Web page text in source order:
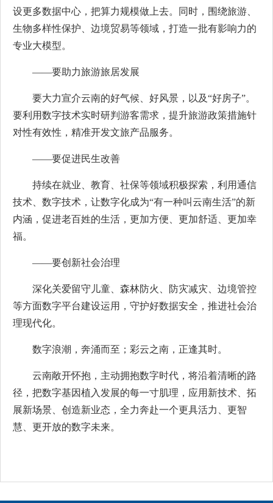
设更多数据中心，把算力规模做上去。同时，围绕旅游、
生物多样性保护、边境贸易等领域，打造一批有影响力的
专业大模型。
——要助力旅游旅居发展
要大力宣介云南的好气候、好风景，以及“好房子”。
要利用数字技术实时研判游客需求，提升旅游政策措施针
对性有效性，精准开发文旅产品服务。
——要促进民生改善
持续在就业、教育、社保等领域积极探索，利用通信
技术、数字技术，让数字化成为“有一种叫云南生活”的新
内涵，促进老百姓的生活，更加方便、更加舒适、更加幸
福。
——要创新社会治理
深化关爱留守儿童、森林防火、防灾减灾、边境管控
等方面数字平台建设运用，守护好数据安全，推进社会治
理现代化。
数字浪潮，奔涌而至；彩云之南，正逢其时。
云南敞开怀抱，主动拥抱数字时代，将沿着清晰的路
径，把数字基因植入发展的每一寸肌理，应用新技术、拓
展新场景、创造新业态，全力奔赴一个更具活力、更智
慧、更开放的数字未来。